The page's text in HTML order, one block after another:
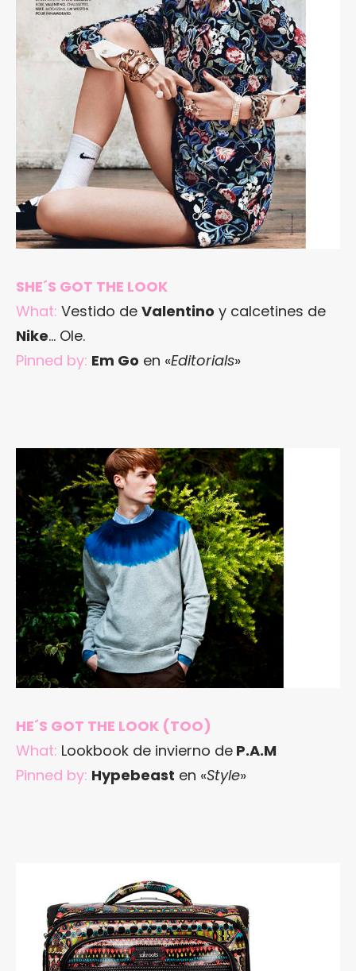
SHE´S GOT THE LOOK
What: Vestido de Valentino y calcetines de
Nike… Ole.
Pinned by: Em Go en «Editorials»
HE´S GOT THE LOOK (TOO)
What: Lookbook de invierno de P.A.M
Pinned by: Hypebeast en «Style»